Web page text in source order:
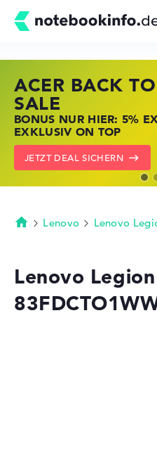
Technik
ACER BACK
SALE
BONUS NUR HIER: 5%
EXKLUSIV ON TOP
JETZT DEAL SICHERN
HP STORE SSV
JETZT ZUGREIFEN:
KRÄFTIG REDUZIERT
ZU DEN HP ANGEBOTEN
LENOVO
NOTEBOOKS BEI
KRÄFTIG REDUZIERT
LENOVO DEALS ZEIGEN
Startseite
Lenovo Lenovo
Lenovo